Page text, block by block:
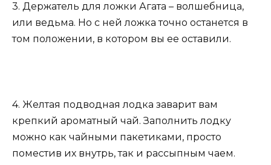
3. Держатель для ложки Агата – волшебница,
или ведьма. Но с ней ложка точно останется в
том положении, в котором вы ее оставили.
4. Желтая подводная лодка заварит вам
крепкий ароматный чай. Заполнить лодку
можно как чайными пакетиками, просто
поместив их внутрь, так и рассыпным чаем.